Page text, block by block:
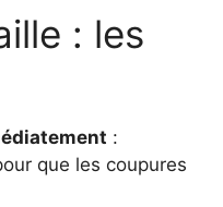
: les
:
que les coupures